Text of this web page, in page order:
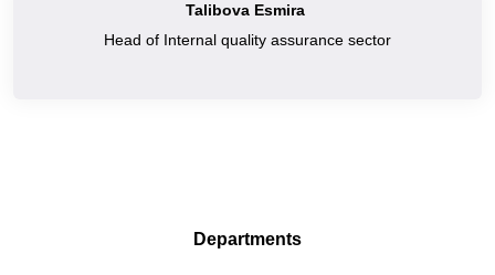
Talibova Esmira
Head of Internal quality assurance sector
Departments